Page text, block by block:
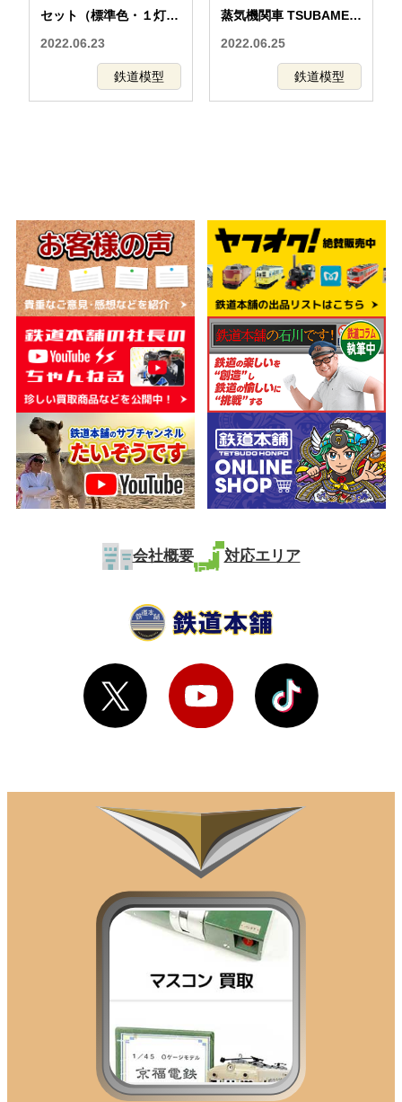
セット（標準色・１灯時
代）Ａ TOMYTEC 鉄道
2022.06.23
鉄道模型
蒸気機関車 TSUBAME
まとめ
2022.06.25
鉄道模型
会社概要 対応エリア